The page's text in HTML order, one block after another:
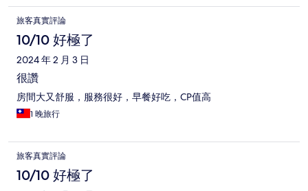
旅客真實評論
10/10 好極了
2024 年 2 月 3 日
很讚
房間大又舒服，服務很好，早餐好吃，CP值高
1 晚旅行
旅客真實評論
10/10 好極了